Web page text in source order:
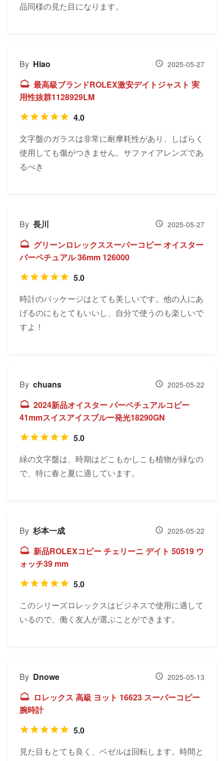
品同様の見た目になります。
By Hiao 2025-05-27
最高級ブランドROLEX激安デイトジャスト 実
用性抜群1128929LM
4.0
文字盤のガラスは非常に耐摩耗性があり、しばらく
使用しても傷がつきません。サファイアレンズであ
るべき
By 長川 2025-05-27
グリーンロレックススーパーコピー オイスター
パーペチュアル 36mm 126000
5.0
時計のパッケージはとても美しいです。他の人にあ
げるのにもとてもいいし、自分で使うのも楽しいで
すよ！
By chuans 2025-05-22
2024新品オイスター パーペチュアルコピー
41mmスイスアイスブルー発光18290GN
5.0
緑の文字盤は、時期はどこもかしこも植物が緑なの
で、特に春と夏に適しています。
By 杉本一成 2025-05-22
新品ROLEXコピー チェリーニ デイト 50519 ウ
ォッチ39 mm
5.0
このシリーズロレックスはビジネスで使用に適して
いるので、働く友人が選ぶことができます。
By Dnowe 2025-05-13
ロレックス 高級 ヨット 16623 スーパーコピー
腕時計
5.0
見た目もとても良く、ベゼルは回転します。時間と